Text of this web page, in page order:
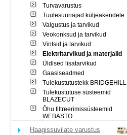
Turvavarustus
Tuulesuunajad küljeakendele
Valgustus ja tarvikud
Veokonksud ja tarvikud
Vintsid ja tarvikud
Elektritarvikud ja materjalid
Üldised lisatarvikud
Gaasiseadmed
Tulekustutustekk BRIDGEHILL
Tulekustutuse süsteemid
BLAZECUT
Õhu filtreerimissüsteemid
WEBASTO
Haagissuvilate varustus